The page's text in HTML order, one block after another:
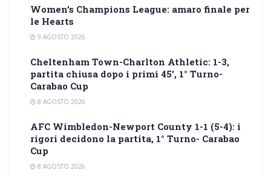
Women’s Champions League: amaro finale per
le Hearts
9 AGOSTO 2026
Cheltenham Town-Charlton Athletic: 1-3,
partita chiusa dopo i primi 45′, 1° Turno-
Carabao Cup
8 AGOSTO 2026
AFC Wimbledon-Newport County 1-1 (5-4): i
rigori decidono la partita, 1° Turno- Carabao
Cup
8 AGOSTO 2026